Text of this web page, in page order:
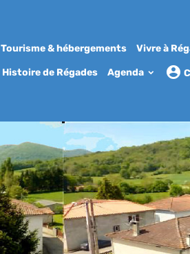
Tourisme & hébergements Vivre à
Histoire de Régades Agenda